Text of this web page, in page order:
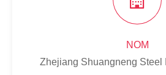
NOM
Zhejiang Shuangneng Steel